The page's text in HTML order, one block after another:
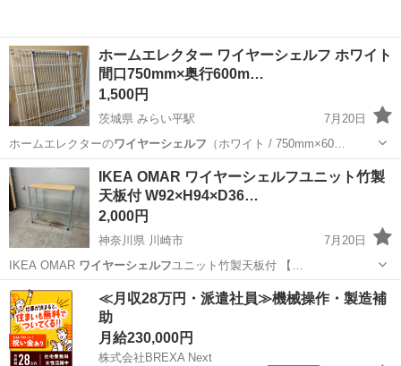
ホームエレクター ワイヤーシェルフ ホワイト
間口750mm×奥行600m…
1,500円
茨城県 みらい平駅
7月20日
ホームエレクターのワイヤーシェルフ （ホワイト / 750mm×60…
茨城 つくばみらい市 みらい平駅
ホームエレクター
IKEA OMAR ワイヤーシェルフユニット竹製
天板付 W92×H94×D36…
2,000円
神奈川県 川崎市
7月20日
IKEA OMAR ワイヤーシェルフ ユニット竹製天板付 【…
神奈川 川崎市 家具 OMAR
≪月収28万円・派遣社員≫機械操作・製造補
助
月給230,000円
株式会社BREXA Next